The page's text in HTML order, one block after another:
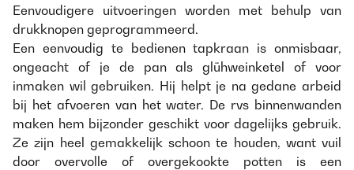
Eenvoudigere uitvoeringen worden met behulp van
drukknopen geprogrammeerd.
Een eenvoudig te bedienen tapkraan is onmisbaar,
ongeacht of je de pan als glühweinketel of voor
inmaken wil gebruiken. Hij helpt je na gedane arbeid
bij het afvoeren van het water. De rvs binnenwanden
maken hem bijzonder geschikt voor dagelijks gebruik.
Ze zijn heel gemakkelijk schoon te houden, want vuil
door overvolle of overgekookte potten is een